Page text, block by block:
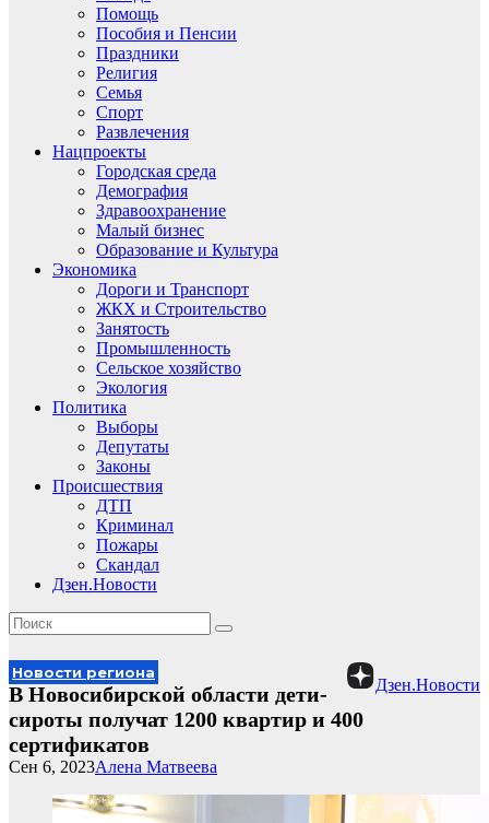
Помощь
Пособия и Пенсии
Праздники
Религия
Семья
Спорт
Развлечения
Нацпроекты
Городская среда
Демография
Здравоохранение
Малый бизнес
Образование и Культура
Экономика
Дороги и Транспорт
ЖКХ и Строительство
Занятость
Промышленность
Сельское хозяйство
Экология
Политика
Выборы
Депутаты
Законы
Происшествия
ДТП
Криминал
Пожары
Скандал
Дзен.Новости
Дзен.Новости
Новости региона
В Новосибирской области дети-
сироты получат 1200 квартир и 400
сертификатов
Алена Матвеева
Сен 6, 2023